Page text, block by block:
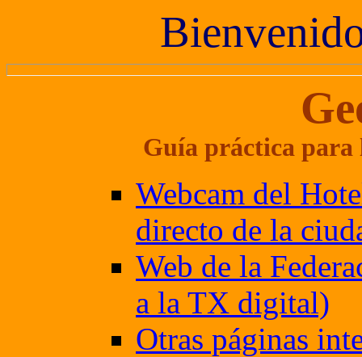
Guía práctica para
Webcam del
directo de la
Web de la
a la TX digital)
Otras páginas